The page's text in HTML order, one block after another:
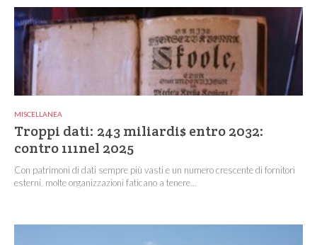
MISCELLANEA
Troppi dati: 243 miliardi$ entro 2032:
contro 111nel 2025
Con patrimoni di dati sempre più vasti e un numero crescente di fornitori
esterni, molte organizzazioni faticano a tenere...